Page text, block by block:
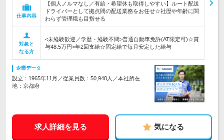
仕事内容
【個人ノルマなし／有給・希望休も取得しやすい】ルート配送
ドライバーとして拠点間の配送業務をお任せ☆社歴や年齢に関
わらず管理職も目指せる
対象と
なる方
<未経験歓迎／学歴・経験不問>普通自動車免許(AT限定可)☆賞
与48.5万円×年2回支給☆固定給で毎月安定した給与
企業データ
設立：1965年11月／従業員数：50,948人／本社所在
地：京都府
求人詳細を見る 気になる